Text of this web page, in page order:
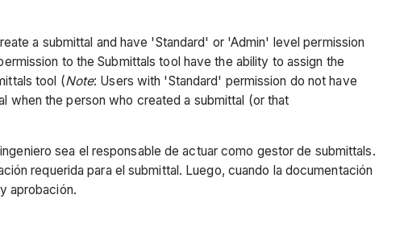
a submittal and have 'Standard' or 'Admin' level permission
to the Submittals tool have the ability to assign the
tool (Note: Users with 'Standard' permission do not have
when the person who created a submittal (or that
sea el responsable de actuar como gestor de submittals.
requerida para el submittal. Luego, cuando la documentación
aprobación.